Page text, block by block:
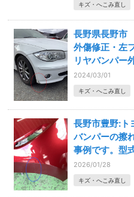
キズ・へこみ直し
長野県長野
外傷修正・左
リヤバンパー
2024/03/01
キズ・へこみ直し
長野市豊野:
バンパーの擦
事例です。型
2026/01/28
キズ・へこみ直し